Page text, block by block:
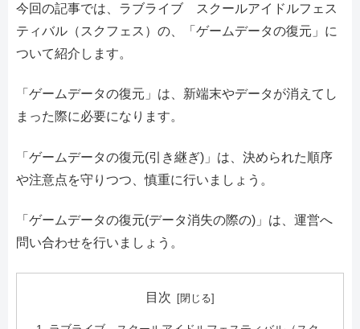
今回の記事では、ラブライブ スクールアイドルフェス
ティバル（スクフェス）の、「ゲームデータの復元」に
ついて紹介します。
「ゲームデータの復元」は、新端末やデータが消えてし
まった際に必要になります。
「ゲームデータの復元(引き継ぎ)」は、決められた順序
や注意点を守りつつ、慎重に行いましょう。
「ゲームデータの復元(データ消失の際の)」は、運営へ
問い合わせを行いましょう。
目次